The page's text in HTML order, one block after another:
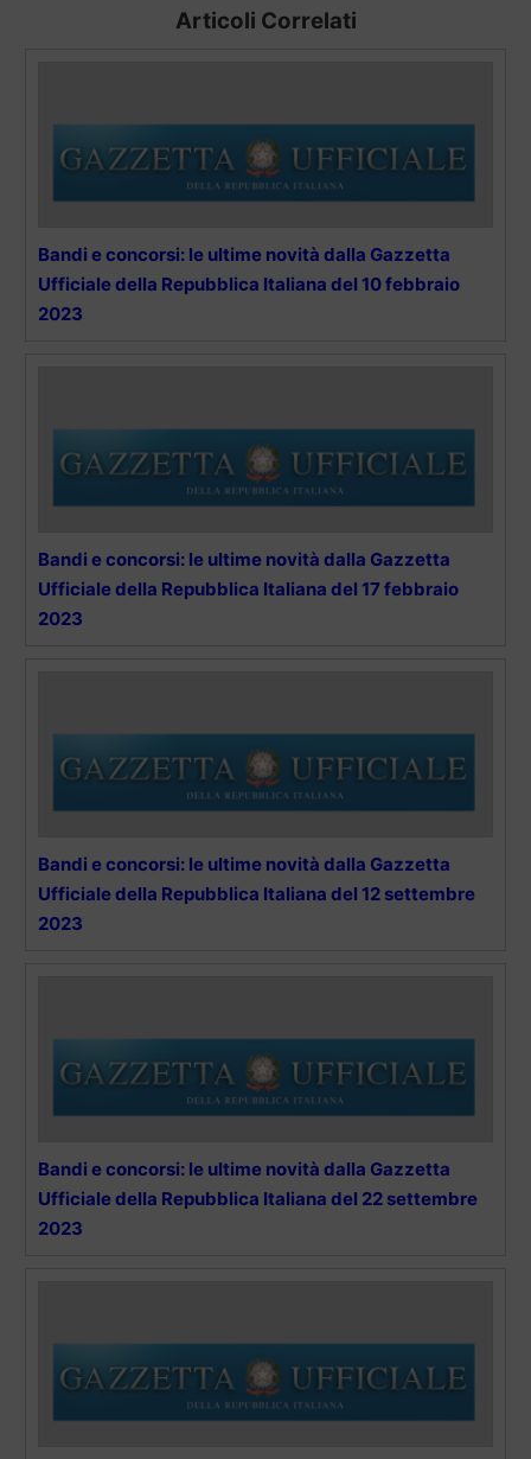
Articoli Correlati
Bandi e concorsi: le ultime novità dalla Gazzetta
Ufficiale della Repubblica Italiana del 10 febbraio
2023
Bandi e concorsi: le ultime novità dalla Gazzetta
Ufficiale della Repubblica Italiana del 17 febbraio
2023
Bandi e concorsi: le ultime novità dalla Gazzetta
Ufficiale della Repubblica Italiana del 12 settembre
2023
Bandi e concorsi: le ultime novità dalla Gazzetta
Ufficiale della Repubblica Italiana del 22 settembre
2023